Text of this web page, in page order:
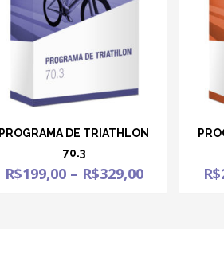
PROGRAMA DE TRIATHLON
70.3
R$199,00– R$329,00 R$